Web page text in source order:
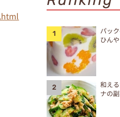
パッ
ひん
和え
ナの